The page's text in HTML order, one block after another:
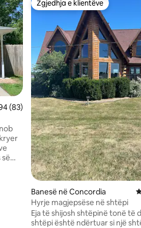
mesatar 4,94 nga 5, 83 vlerësime
(83)
Zgjedhja e klientëve
Zgjedhja e klientëve
Banesë në Concordia
Hyrje magjepsëse në shtëpi
Eja të shijosh shtëpinë tonë të
shtëpi është ndërtuar si një